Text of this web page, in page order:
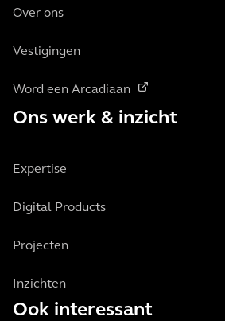
Over ons
Vestigingen
Word een Arcadiaan
Ons werk & inzicht
Expertise
Digital Products
Projecten
Inzichten
Ook interessant